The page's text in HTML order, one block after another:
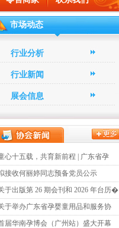
市场动态
行业分析
行业新闻
展会信息
心十五载，共育新前程 | 广东省孕
接收何丽婷同志预备党员公示
于出版第 26 期会刊和 2026 年台历�
于举办广东省孕婴童用品和服务协
届华南孕博会（广州站）盛大开幕